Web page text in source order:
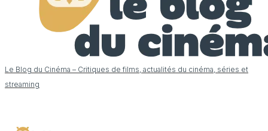
Le Blog du Cinéma – Critiques de films, actualités du cinéma, séries et
streaming